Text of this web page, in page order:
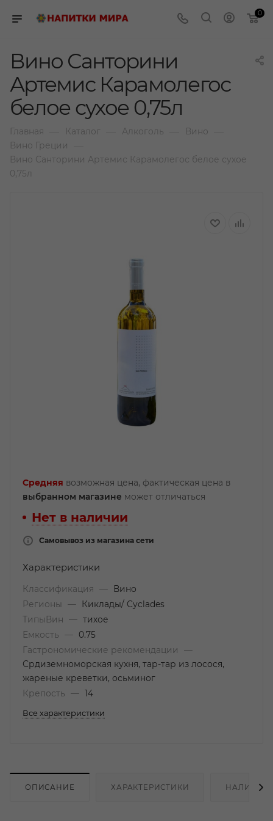
0
Вино Санторини
Артемис Карамолегос
белое сухое 0,75л
Главная Каталог Алкоголь Вино
Вино Греции
Вино Санторини Артемис Карамолегос белое сухое
0,75л
Средняя возможная цена, фактическая цена в
выбранном магазине может отличаться
Нет в наличии
Самовывоз из магазина сети
Характеристики
Классификация —
Вино
Регионы
—
Киклады/ Cyclades
ТипыВин
— тихое
Емкость
—
0.75
Гастрономические рекомендации
—
Срдиземноморская кухня, тар-тар из лосося,
жареные креветки, осьминог
Крепость
— 14
Все характеристики
ОПИСАНИЕ ХАРАКТЕРИСТИКИ НАЛИЧИЕ